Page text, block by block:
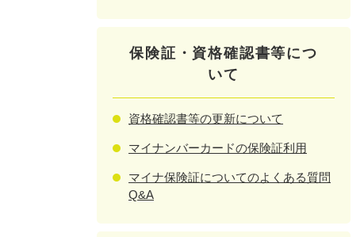
保険証・資格確認書等につ
いて
資格確認書等の更新について
マイナンバーカードの保険証利用
マイナ保険証についてのよくある質問
Q&A